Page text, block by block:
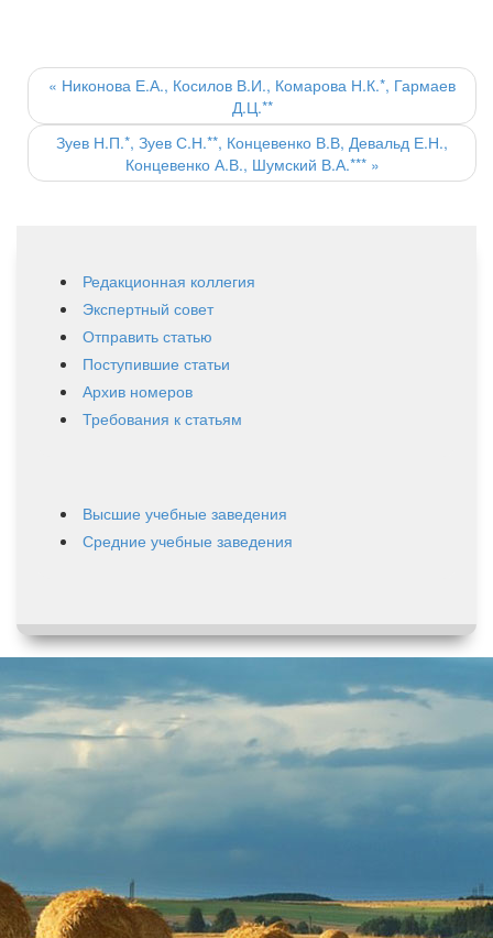
Post
navigation
« Никонова Е.А., Косилов В.И., Комарова Н.К.*, Гармаев
Д.Ц.**
Зуев Н.П.*, Зуев С.Н.**, Концевенко В.В, Девальд Е.Н.,
Концевенко А.В., Шумский В.А.*** »
Редакционная коллегия
Экспертный совет
Отправить статью
Поступившие статьи
Архив номеров
Требования к статьям
Высшие учебные заведения
Средние учебные заведения